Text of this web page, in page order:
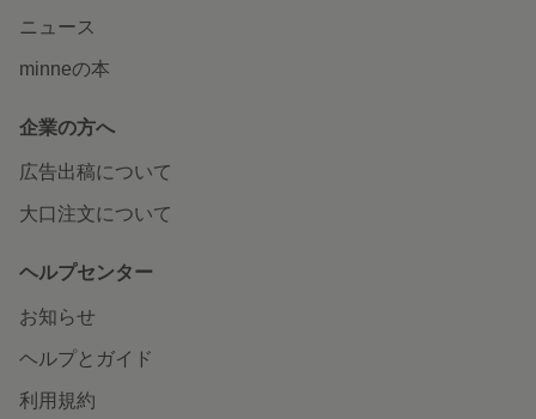
ニュース
minneの本
企業の方へ
広告出稿について
大口注文について
ヘルプセンター
お知らせ
ヘルプとガイド
利用規約